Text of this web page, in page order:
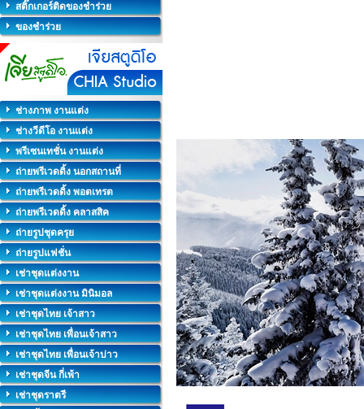
สติ๊กเกอร์ติดของชำร่วย
ของชำร่วย
ช่างภาพ งานแต่ง
ช่างวีดีโอ งานแต่ง
พรีเซนเทชั่น งานแต่ง
ถ่ายพรีเวดดิ้ง นอกสถานที่
ถ่ายพรีเวดดิ้ง พอตเทรต
ถ่ายพรีเวดดิ้ง คลาสสิค
ถ่ายรูปชุดครุย
ถ่ายรูปแฟชั่น
เช่าชุดแต่งงาน
เช่าชุดแต่งงาน มินิมอล
เช่าชุดไทย เจ้าสาว
เช่าชุดไทย เพื่อนเจ้าสาว
เช่าชุดไทย เพื่อนเจ้าบ่าว
เช่าชุดจีน กี่เพ้า
เช่าชุดราตรี